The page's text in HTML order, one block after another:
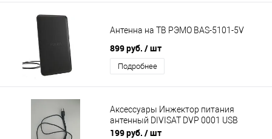
Антенна на ТВ РЭМО BAS-5101-5V
899 руб. / шт
Подробнее
Аксессуары Инжектор питания
антенный DIVISAT DVP 0001 USB
199 руб. / шт